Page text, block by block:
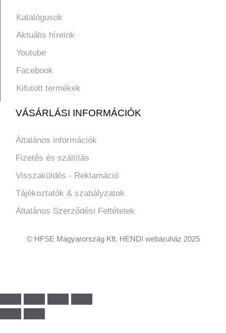
Katalógusok
Aktuális híreink
Youtube
Facebook
Kifutott termékek
VÁSÁRLÁSI INFORMÁCIÓK
Általános információk
Fizetés és szállítás
Visszaküldés - Reklamáció
Tájékoztatók & szabályzatok
Általános Szerződési Feltételek
© HFSE Magyarország Kft. HENDI webáruház 2025